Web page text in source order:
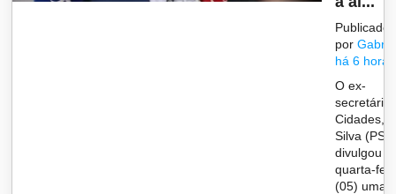
Publicado
por
há 6 horas
O ex-
secretário
Cidades,
Silva
divulgou
quarta-
(05) uma